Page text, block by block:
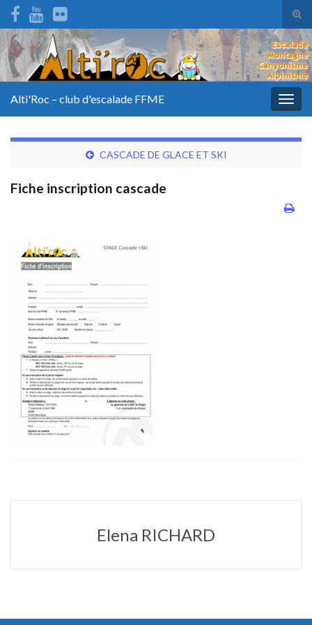
Alti'Roc – club d'escalade FFME
CASCADE DE GLACE ET SKI
Fiche inscription cascade
Elena RICHARD